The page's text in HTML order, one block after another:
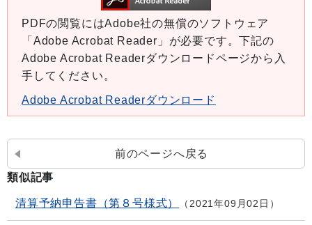
PDFの閲覧にはAdobe社の無償のソフトウェア
「Adobe Acrobat Reader」が必要です。下記の
Adobe Acrobat Readerダウンロードページから入
手してください。
Adobe Acrobat Readerダウンロード
前のページへ戻る
類似記事
清算予納申告書（第８号様式） 2021年09月02日